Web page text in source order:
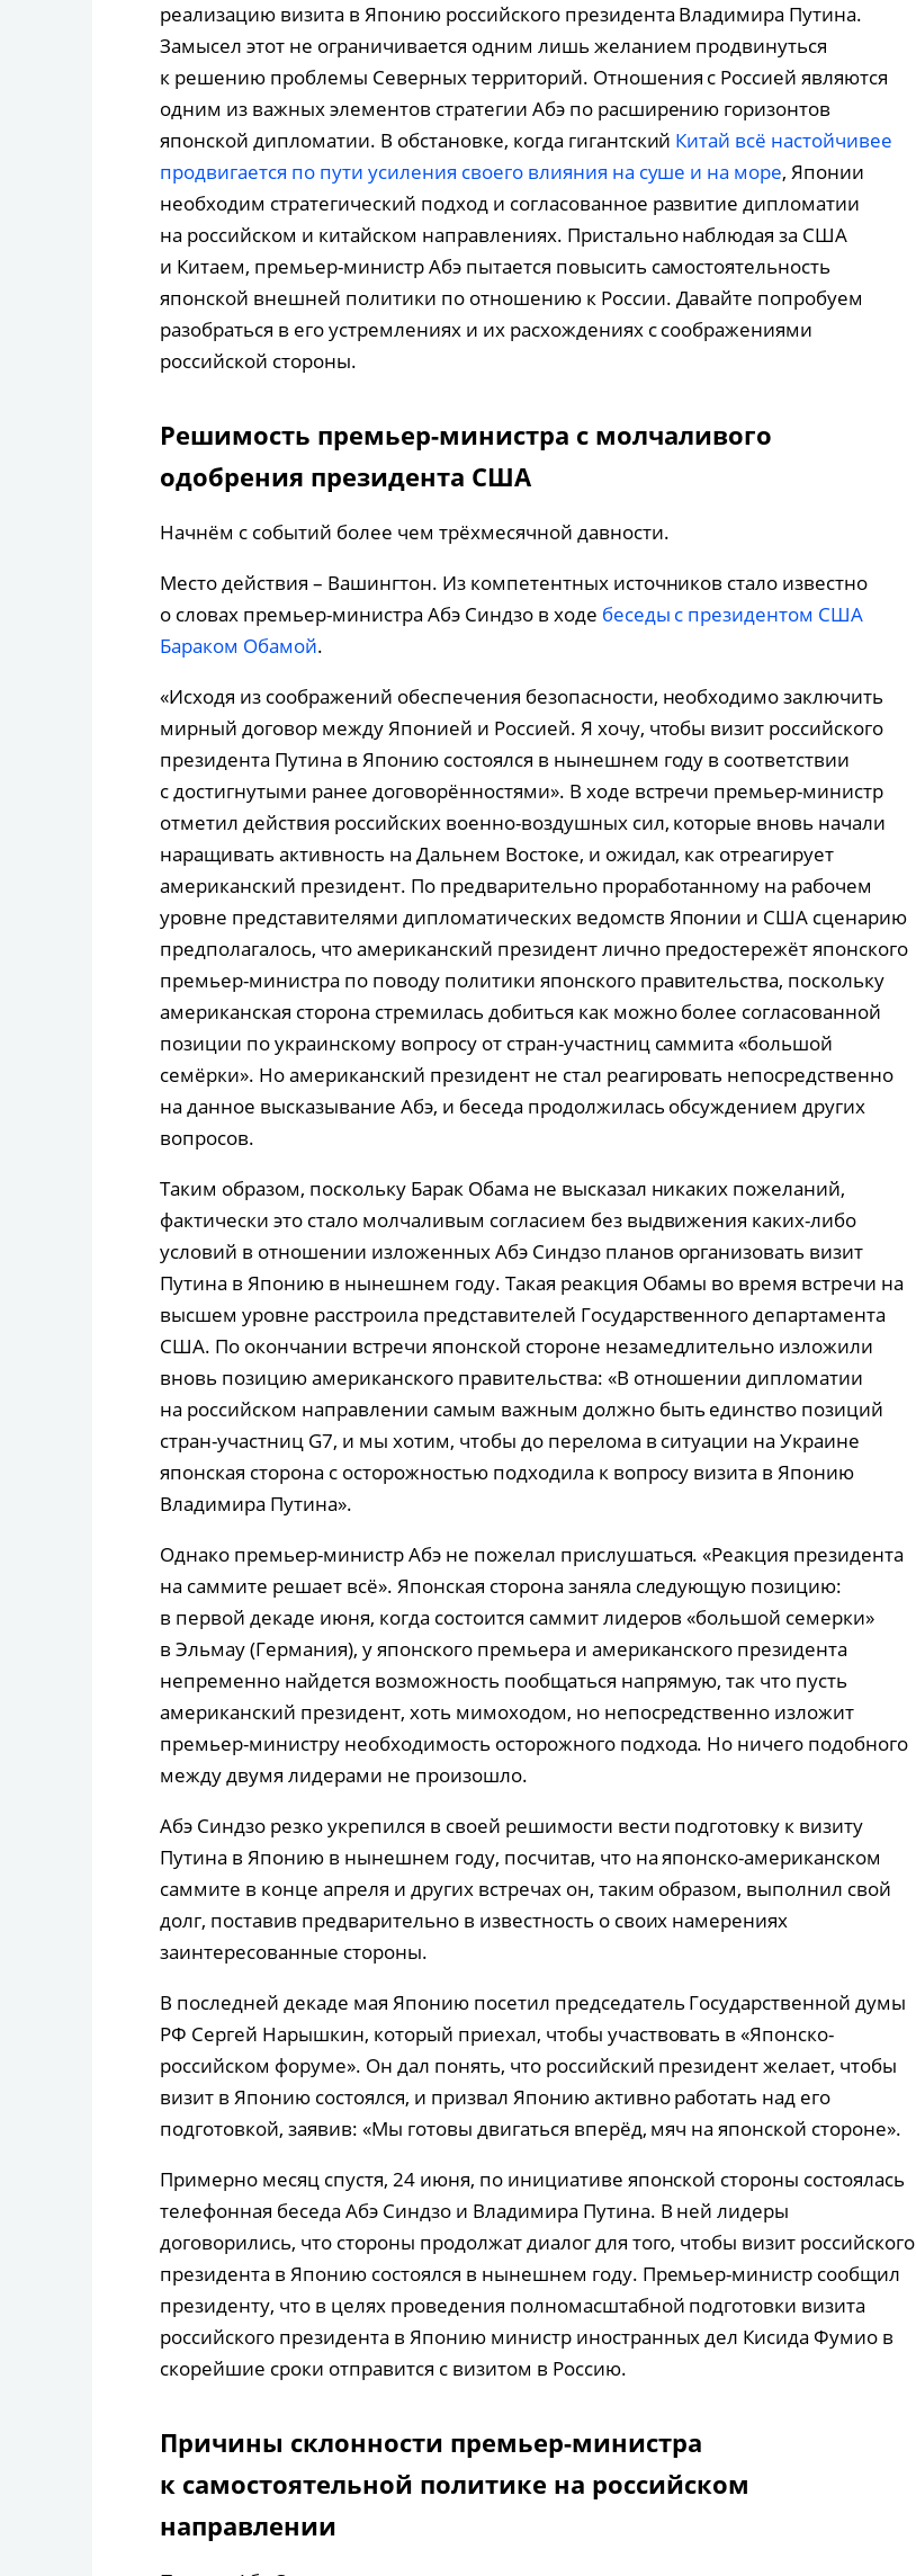
реализацию визита в Японию российского президента Владимира Путина.
Замысел этот не ограничивается одним лишь желанием продвинуться
к решению проблемы Северных территорий. Отношения с Россией являются
одним из важных элементов стратегии Абэ по расширению горизонтов
японской дипломатии. В обстановке, когда гигантский Китай всё настойчивее
продвигается по пути усиления своего влияния на суше и на море, Японии
необходим стратегический подход и согласованное развитие дипломатии
на российском и китайском направлениях. Пристально наблюдая за США
и Китаем, премьер-министр Абэ пытается повысить самостоятельность
японской внешней политики по отношению к России. Давайте попробуем
разобраться в его устремлениях и их расхождениях с соображениями
российской стороны.
Решимость премьер-министра с молчаливого
одобрения президента США
Начнём с событий более чем трёхмесячной давности.
Место действия – Вашингтон. Из компетентных источников стало известно
о словах премьер-министра Абэ Синдзо в ходе беседы с президентом США
Бараком Обамой.
«Исходя из соображений обеспечения безопасности, необходимо заключить
мирный договор между Японией и Россией. Я хочу, чтобы визит российского
президента Путина в Японию состоялся в нынешнем году в соответствии
с достигнутыми ранее договорённостями». В ходе встречи премьер-министр
отметил действия российских военно-воздушных сил, которые вновь начали
наращивать активность на Дальнем Востоке, и ожидал, как отреагирует
американский президент. По предварительно проработанному на рабочем
уровне представителями дипломатических ведомств Японии и США сценарию
предполагалось, что американский президент лично предостережёт японского
премьер-министра по поводу политики японского правительства, поскольку
американская сторона стремилась добиться как можно более согласованной
позиции по украинскому вопросу от стран-участниц саммита «большой
семёрки». Но американский президент не стал реагировать непосредственно
на данное высказывание Абэ, и беседа продолжилась обсуждением других
вопросов.
Таким образом, поскольку Барак Обама не высказал никаких пожеланий,
фактически это стало молчаливым согласием без выдвижения каких-либо
условий в отношении изложенных Абэ Синдзо планов организовать визит
Путина в Японию в нынешнем году. Такая реакция Обамы во время встречи на
высшем уровне расстроила представителей Государственного департамента
США. По окончании встречи японской стороне незамедлительно изложили
вновь позицию американского правительства: «В отношении дипломатии
на российском направлении самым важным должно быть единство позиций
стран-участниц G7, и мы хотим, чтобы до перелома в ситуации на Украине
японская сторона с осторожностью подходила к вопросу визита в Японию
Владимира Путина».
Однако премьер-министр Абэ не пожелал прислушаться. «Реакция президента
на саммите решает всё». Японская сторона заняла следующую позицию:
в первой декаде июня, когда состоится саммит лидеров «большой семерки»
в Эльмау (Германия), у японского премьера и американского президента
непременно найдется возможность пообщаться напрямую, так что пусть
американский президент, хоть мимоходом, но непосредственно изложит
премьер-министру необходимость осторожного подхода. Но ничего подобного
между двумя лидерами не произошло.
Абэ Синдзо резко укрепился в своей решимости вести подготовку к визиту
Путина в Японию в нынешнем году, посчитав, что на японско-американском
саммите в конце апреля и других встречах он, таким образом, выполнил свой
долг, поставив предварительно в известность о своих намерениях
заинтересованные стороны.
В последней декаде мая Японию посетил председатель Государственной думы
РФ Сергей Нарышкин, который приехал, чтобы участвовать в «Японско-
российском форуме». Он дал понять, что российский президент желает, чтобы
визит в Японию состоялся, и призвал Японию активно работать над его
подготовкой, заявив: «Мы готовы двигаться вперёд, мяч на японской стороне».
Примерно месяц спустя, 24 июня, по инициативе японской стороны состоялась
телефонная беседа Абэ Синдзо и Владимира Путина. В ней лидеры
договорились, что стороны продолжат диалог для того, чтобы визит российского
президента в Японию состоялся в нынешнем году. Премьер-министр сообщил
президенту, что в целях проведения полномасштабной подготовки визита
российского президента в Японию министр иностранных дел Кисида Фумио в
скорейшие сроки отправится с визитом в Россию.
Причины склонности премьер-министра
к самостоятельной политике на российском
направлении